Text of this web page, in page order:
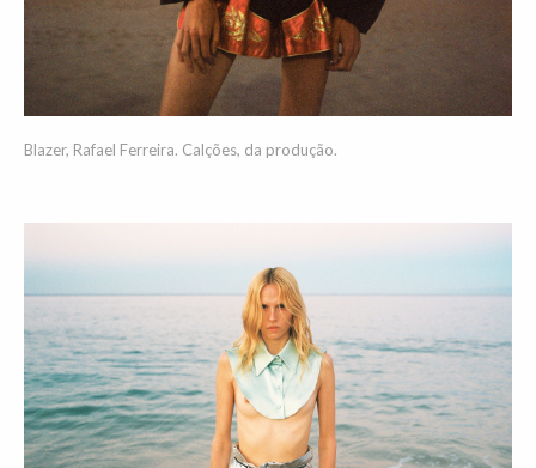
Blazer, Rafael Ferreira. Calções, da produção.